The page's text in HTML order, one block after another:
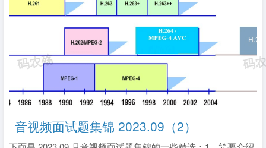
音视频面试题集锦 2023.09（2）